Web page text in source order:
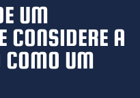
UM
CONSIDERE A
COMO UM